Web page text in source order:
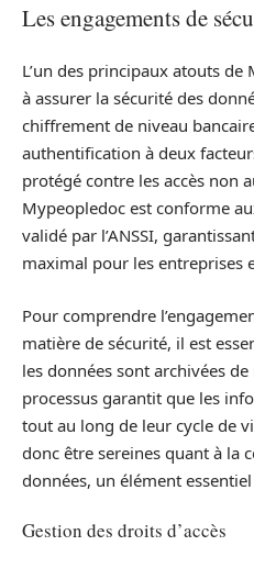
Les engagements de
L’un des principaux atouts de
à assurer la sécurité des
chiffrement de niveau
authentification à deux
protégé contre les accès non
Mypeopledoc est conforme
validé par l’ANSSI,
maximal pour les entreprises
Pour comprendre
matière de sécurité, il est
les données sont archivées
processus garantit que les
tout au long de leur cycle de
donc être sereines quant à la
données, un élément
Gestion des droits d’accès